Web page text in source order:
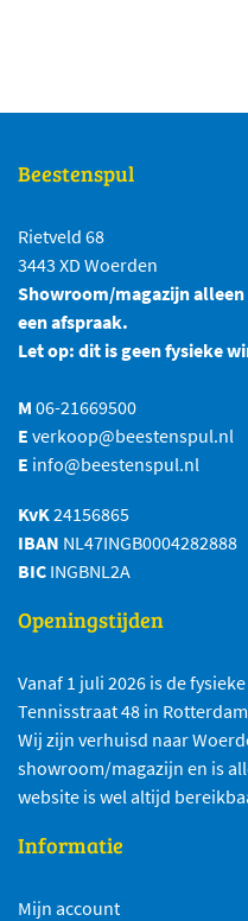
Beestenspul
Rietveld 68
3443 XD Woerden
Showroom/magazijn
een afspraak.
Let op: dit is geen fysieke
M 06-21669500
E verkoop@beestenspul.nl
E info@beestenspul.nl
KvK24156865
IBAN NL47INGB0004282888
BIC INGBNL2A
Openingstijden
Vanaf 1 juli 2026 is de
Tennisstraat 48 in
Wij zijn verhuisd naar
showroom/magazijn en is
website is wel altijd
Informatie
Mijn account